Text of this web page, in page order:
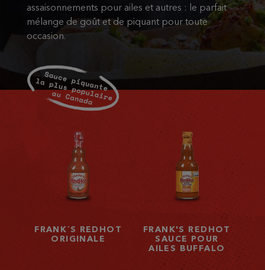
assaisonnements pour ailes et autres : le parfait
mélange de goût et de piquant pour toute
occasion.
FRANK´S REDHOT
ORIGINALE
FRANK'S REDHOT
SAUCE POUR
AILES BUFFALO